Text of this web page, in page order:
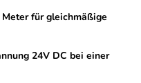
für gleichmäßige
24V DC bei einer